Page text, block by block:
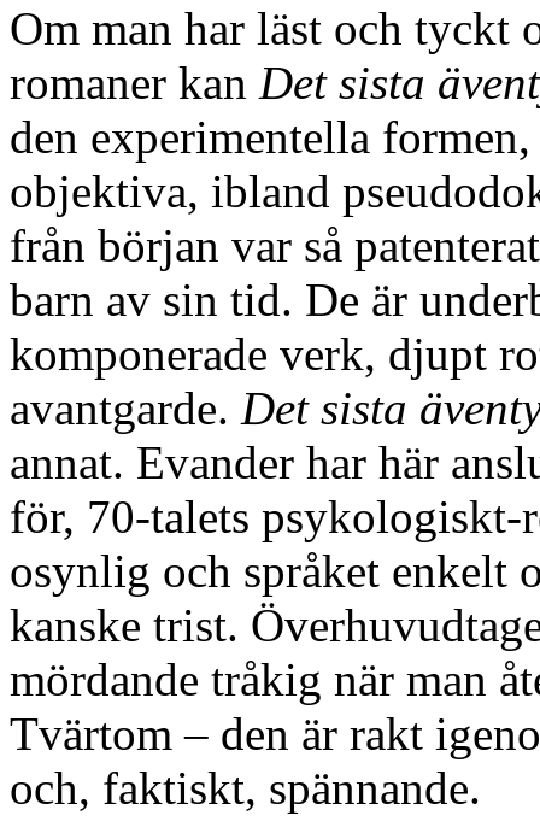
Om man har läst och tyckt
romaner kan Det sista
den experimentella
objektiva, ibland
från början var så
barn av sin tid. De är
komponerade verk, djupt
avantgarde. Det sista
annat. Evander har här
för, 70-talets psykologiskt-
osynlig och språket enkelt
kanske trist.
mördande tråkig när man
Tvärtom – den är rakt
och, faktiskt, spännande.